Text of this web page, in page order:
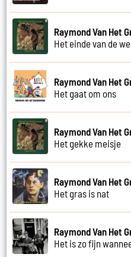
Raymond Van Het
Het einde van de
Raymond Van Het
Het gaat om ons
Raymond Van Het
Het gekke meisje
Raymond Van Het
Het gras is nat
Raymond Van Het
Het is zo fijn